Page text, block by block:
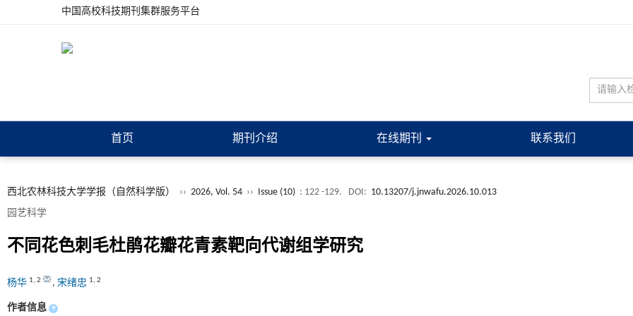
中国高校科技期刊集群服务平台
首页 期刊介绍 在线期刊 联系我们
西北农林科技大学学报（自然科学版） ›› 2026, Vol. 54 ›› Issue (10) : 122 -129. DOI: 10.13207/j.jnwafu.2026.10.013
园艺科学
不同花色刺毛杜鹃花瓣花青素靶向代谢组学研究
杨华 1, 2 , 宋绪忠 1, 2
作者信息 +